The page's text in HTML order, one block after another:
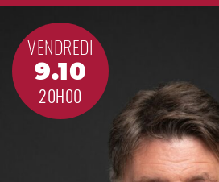
VENDREDI
9.10
20H00